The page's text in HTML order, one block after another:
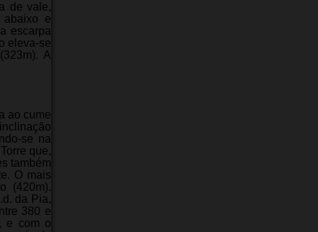
de vale,
abaixo e
escarpa
eleva-se
A
ao cume
se na
que,
também
O mais
(420m).
da Pia,
380 e
e com o